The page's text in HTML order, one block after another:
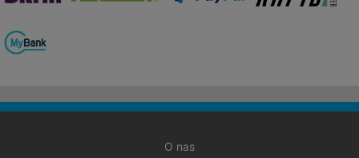
O nas